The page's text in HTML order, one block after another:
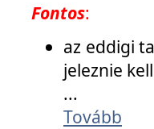
Fontos:
az eddigi
jeleznie
...
Tovább